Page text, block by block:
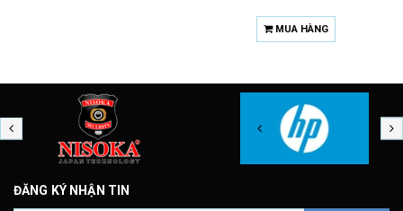
ĐĂNG KÝ NHẬN TIN